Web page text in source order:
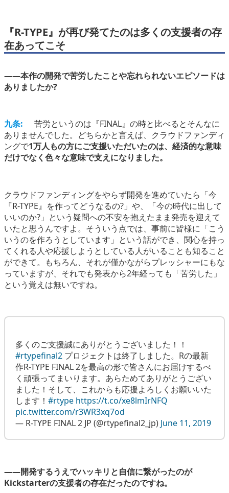
『R-TYPE』が再び発てたのは多くの支援者の存
在あってこそ
――本作の開発で苦労したことや忘れられないエピソードは
ありましたか?
九条:
苦労というのは『FINAL』の時と比べるとそんなに
ありませんでした。どちらかと言えば、クラウドファンディ
ングで1万人もの方にご支援いただいたのは、経済的な意味
だけでなく色々な意味で支えになりました。
クラウドファンディングをやらず開発を進めていたら「今
『R-TYPE』を作ってどうなるの?」や、「今の時代に出して
いいのか?」という疑問への不安を抱えたまま発売を迎えて
いたと思うんですよ。そういう点では、事前に皆様に「こう
いうのを作ろうとしています」という話ができ、関心を持っ
てくれる人や応援しようとしている人がいることも知ること
ができて。もちろん、それが僅かながらプレッシャーにもな
っていますが、それでも発表から2年経っても「苦労した」
という覚えは無いですね。
多くのご支援誠にありがとうございました！！
#rtypefinal2 プロジェクトは終了しました。Rの最新
作R-TYPE FINAL 2を最高の形で皆さんにお届けするべ
く頑張ってまいります。あらためてありがとうござい
ました！そして、これからも応援よろしくお願いいた
します！ #rtype https://t.co/xe8lmIrNFQ
pic.twitter.com/r3WR3xq7od
— R-TYPE FINAL 2 JP (@rtypefinal2_jp) June 11, 2019
――開発するうえでハッキリと自信に繋がったのが
Kickstarterの支援者の存在だったのですね。